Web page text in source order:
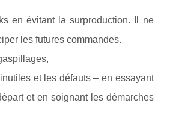
en évitant la surproduction. Il ne
les futures commandes.
et les défauts – en essayant
et en soignant les démarches